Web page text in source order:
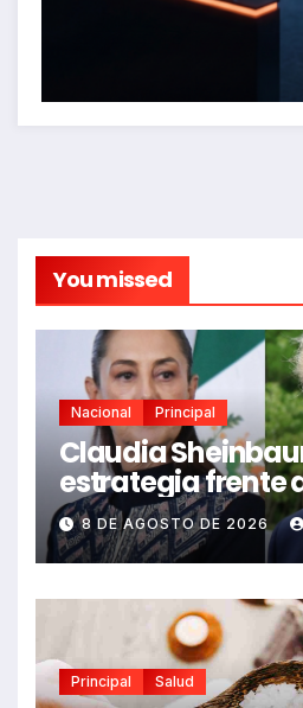
You missed
Nacional Principal
Claudia
estrategia frente
Trump según
8 DE AGOSTO DE 2026
Principal Salud